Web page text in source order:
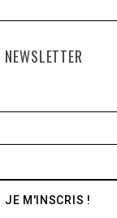
NEWSLETTER